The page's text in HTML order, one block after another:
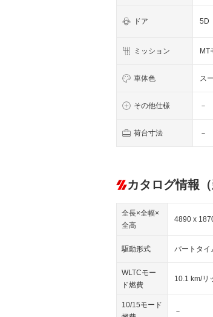
ドア 5D
ミッション MT
車体色 ス
その他仕様 －
荷台寸法 －
カタログ情報（
全長×全幅×
全高
4890 x
駆動形式 パートタイ
WLTCモー
ド燃費
10.1 km/リ
10/15モード
－